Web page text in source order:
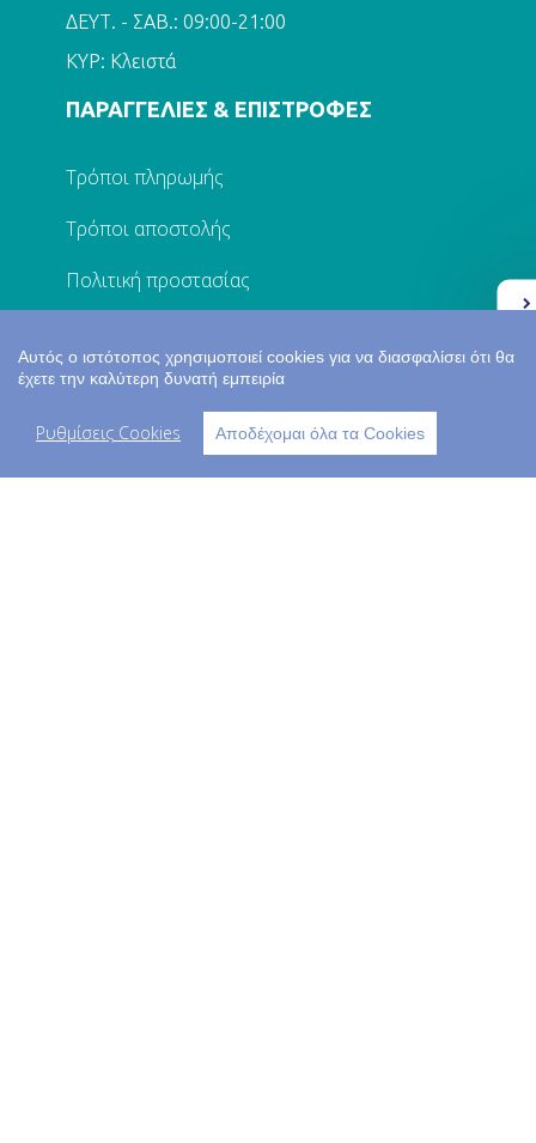
ΔΕΥΤ. - ΣΑΒ.: 09:00-21:00
ΚΥΡ: Κλειστά
ΠΑΡΑΓΓΕΛΙΕΣ & ΕΠΙΣΤΡΟΦΕΣ
Τρόποι πληρωμής
Τρόποι αποστολής
Πολιτική προστασίας
Ο ΛΟΓΑΡΙΑΣΜΟΣ ΜΟΥ
Αυτός ο ιστότοπος χρησιμοποιεί cookies για να διασφαλίσει ότι θα
έχετε την καλύτερη δυνατή εμπειρία
Ρυθμίσεις Cookies Αποδέχομαι όλα τα Cookies